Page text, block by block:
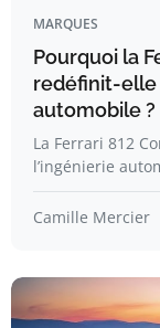
MARQUES
Pourquoi la
redéfinit-elle
automobile ?
La Ferrari 812
l’ingénierie
Camille Mercier